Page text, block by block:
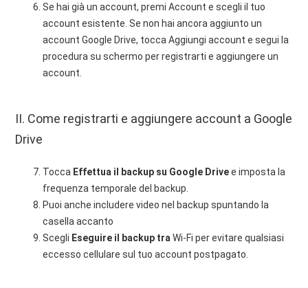
Se hai già un account, premi Account e scegli il tuo
account esistente. Se non hai ancora aggiunto un
account Google Drive, tocca Aggiungi account e segui la
procedura su schermo per registrarti e aggiungere un
account.
II. Come registrarti e aggiungere account a Google
Drive
Tocca Effettua il backup su Google Drivee imposta la
frequenza temporale del backup.
Puoi anche includere video nel backup spuntando la
casella accanto
Scegli Eseguire il backup traWi-Fi per evitare qualsiasi
eccesso cellulare sul tuo account postpagato.